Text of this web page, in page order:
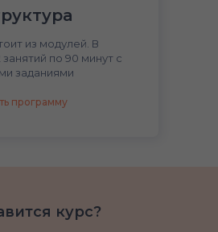
из модулей. В
занятий по 90 минут с
заданиями
программу
курс?